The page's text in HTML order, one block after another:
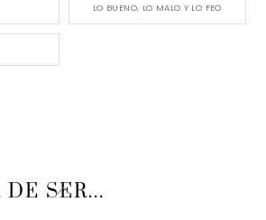
LO BUENO, LO MALO Y LO FEO
Back
SER...